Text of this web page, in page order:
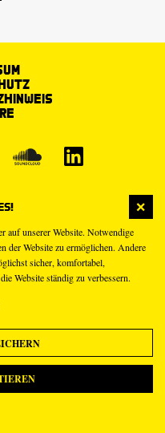
auf unserer Website. Notwendige
der Website zu ermöglichen. Andere
sicher, komfortabel,
Website ständig zu verbessern.